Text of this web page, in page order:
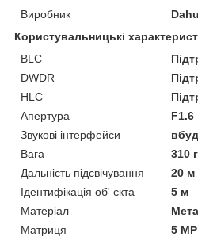
Виробник
Користувальницькі
BLC
DWDR
HLC
Апертура
F1.6
Звукові інтерфейси
Вага
310 г
Дальність підсвічування
20 м
Ідентифікація об' єкта
5 м
Матеріал
Матриця
5